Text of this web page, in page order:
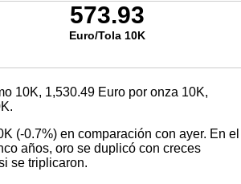
573.93
Euro/Tola 10K
10K, 1,530.49 Euro por onza 10K,
(-0.7%) en comparación con ayer. En el
años, oro se duplicó con creces
se triplicaron.